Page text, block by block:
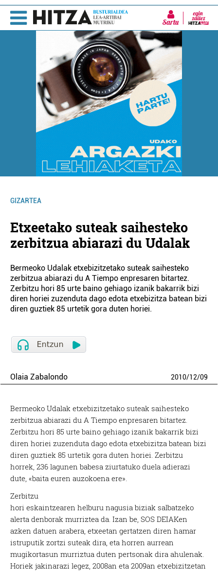
Sartu
GIZARTEA
Etxeetako suteak saihesteko
zerbitzua abiarazi du Udalak
Bermeoko Udalak etxebizitzetako suteak saihesteko
zerbitzua abiarazi du A Tiempo enpresaren bitartez.
Zerbitzu hori 85 urte baino gehiago izanik bakarrik bizi
diren horiei zuzenduta dago edota etxebizitza batean bizi
diren guztiek 85 urtetik gora duten horiei.
Olaia Zabalondo 2010/12/09
Bermeoko Udalak etxebizitzetako suteak saihesteko
zerbitzua abiarazi du A Tiempo enpresaren bitartez.
Zerbitzu hori 85 urte baino gehiago izanik bakarrik bizi
diren horiei zuzenduta dago edota etxebizitza batean bizi
diren guztiek 85 urtetik gora duten horiei. Zerbitzu
horrek, 236 lagunen babesa ziurtatuko duela adierazi
dute, «baita euren auzokoena ere».
Zerbitzu
hori eskaintzearen helburu nagusia biziak salbatzeko
alerta denborak murriztea da. Izan be, SOS DEIAKen
azken datuen arabera, etxeetan gertatzen diren hamar
istruputik zortzi suteak dira, eta horren aurrean
mugikortasun murriztua duten pertsonak dira ahulenak.
Horiek jakinarazi legez, 2008an eta 2009an etxebizitzetan